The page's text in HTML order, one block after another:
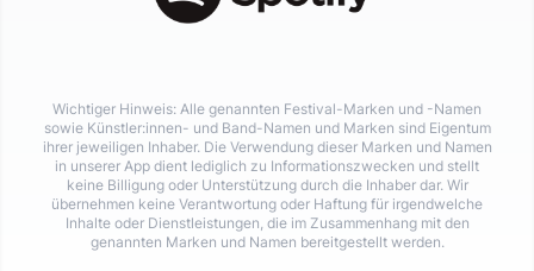
Wichtiger Hinweis: Alle genannten Festival-Marken und -Namen
sowie Künstler:innen- und Band-Namen und Marken sind Eigentum
ihrer jeweiligen Inhaber. Die Verwendung dieser Marken und Namen
in unserer App dient lediglich zu Informationszwecken und stellt
keine Billigung oder Unterstützung durch die Inhaber dar. Wir
übernehmen keine Verantwortung oder Haftung für irgendwelche
Inhalte oder Dienstleistungen, die im Zusammenhang mit den
genannten Marken und Namen bereitgestellt werden.